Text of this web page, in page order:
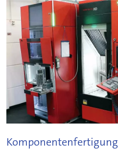
Komponentenfertigung